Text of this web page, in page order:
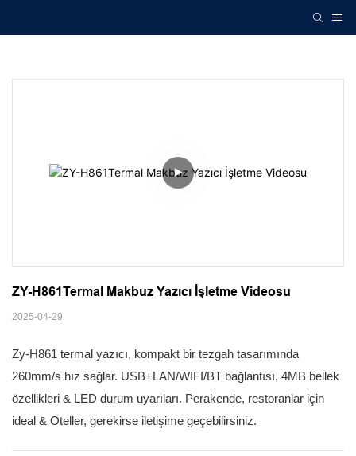
ZY-H861Termal Makbuz Yazıcı İşletme Videosu
2025-04-29
Zy-H861 termal yazıcı, kompakt bir tezgah tasarımında
260mm/s hız sağlar. USB+LAN/WIFI/BT bağlantısı, 4MB bellek
özellikleri & LED durum uyarıları. Perakende, restoranlar için
ideal & Oteller, gerekirse iletişime geçebilirsiniz.